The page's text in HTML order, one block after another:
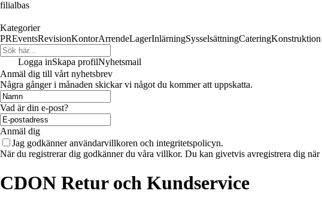
filialbas
Kategorier
PREventsRevisionKontorArrendeLagerInlärningSysselsättningCateringKonstruktion
Logga inSkapa profilNyhetsmail
Anmäl dig till vårt nyhetsbrev
Några gånger i månaden skickar vi något du kommer att uppskatta.
Vad är din e-post?
Anmäl dig
Jag godkänner användarvillkoren och integritetspolicyn.
När du registrerar dig godkänner du våra villkor. Du kan givetvis avregistrera dig när
CDON Retur och Kundservice